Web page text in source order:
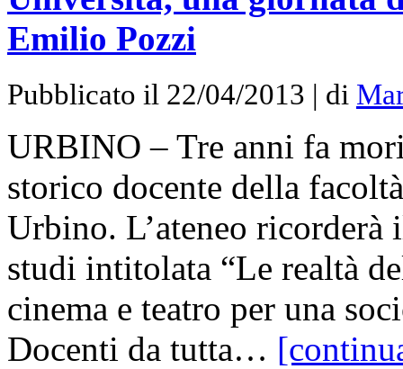
Emilio Pozzi
Pubblicato il 22/04/2013 | di
URBINO – Tre anni fa
storico docente della
Urbino. L’ateneo
studi intitolata “Le realtà
cinema e teatro per una
Docenti da tutta…